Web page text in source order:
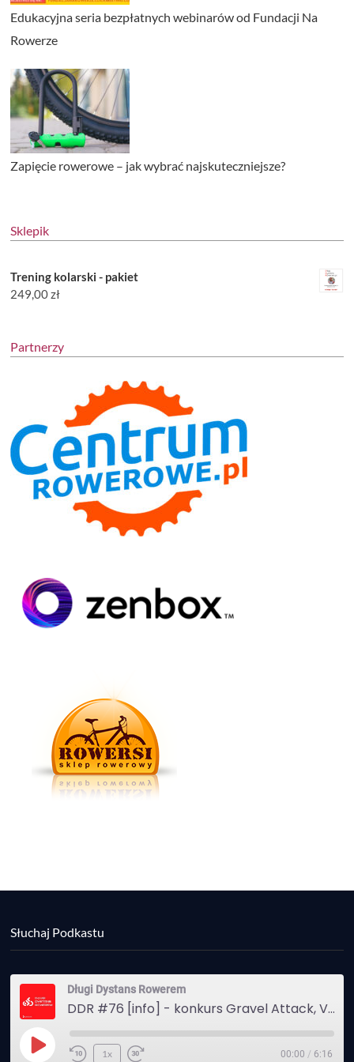
Edukacyjna seria bezpłatnych webinarów od Fundacji Na
Rowerze
Zapięcie rowerowe – jak wybrać najskuteczniejsze?
Sklepik
Trening kolarski - pakiet
249,00zł
Partnerzy
Słuchaj Podkastu
Długi Dystans Rowerem
DDR #76 [info] - konkurs Gravel Attack, Varmia Gravel, Bike Expo, Inspire India Ultra Race
Play
1x 00:00 / 6:16